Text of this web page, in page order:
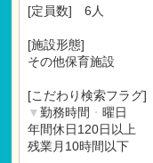
試用期間 有 3ヶ月間
[定員数] 6人
[施設形態]
その他保育施設
[こだわり検索フラグ]
▼勤務時間 ・ 曜日
年間休日120日以上
残業月10時間以下